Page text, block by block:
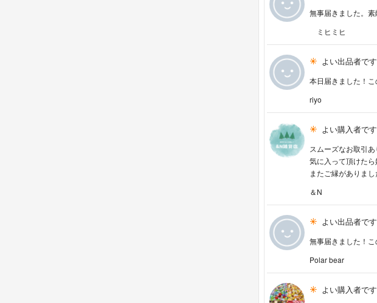
無事届きました。
ミヒミヒ
よい出品者です
本日届きました！
riyo
よい購入者です
スムーズなお取引
気に入って頂けたら
またご縁がありまし
＆N
よい出品者です
無事届きました！
Polar bear
よい購入者です